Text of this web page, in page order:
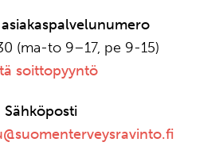
(ma-to 9–17, pe 9-15)
soittopyyntö
Sähköposti